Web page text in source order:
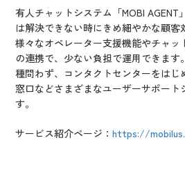
有人チャットシステム「MOBI
は解決できない時にきめ細やかな顧客
様々なオペレーター支援機能やチャッ
の連携で、少ない負担で運用できます
種問わず、コンタクトセンターをはじ
窓口などさまざまなユーザーサポート
す。
サービス紹介ページ：https://